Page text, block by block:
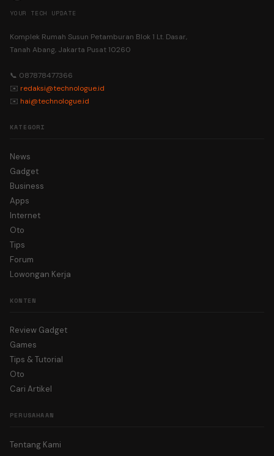
YOUR TECH UPDATE
Komplek Rumah Susun Petamburan Blok 1 Lt. Dasar,
Tanah Abang, Jakarta Pusat 10260
📞 087878477366
✉️ redaksi@technologue.id
✉️ hai@technologue.id
KATEGORI
News
Gadget
Business
Apps
Internet
Oto
Tips
Forum
Lowongan Kerja
KONTEN
Review Gadget
Games
Tips & Tutorial
Oto
Cari Artikel
PERUSAHAAN
Tentang Kami